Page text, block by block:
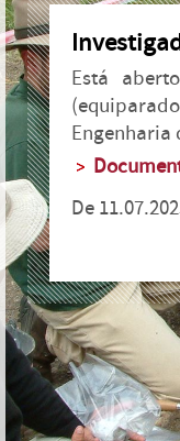
Está
Engenharia
De